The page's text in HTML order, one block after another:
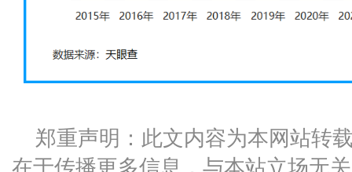
郑重声明：此文内容为本网站转
在于传播更多信息，与本站立场无